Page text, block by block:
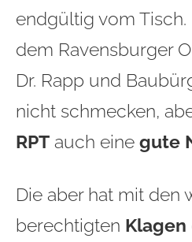
endgültig vom Tisch.
dem Ravensburger
Dr. Rapp und
nicht schmecken,
RPT auch eine gute
Die aber hat mit den
berechtigten Klagen